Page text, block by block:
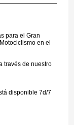
para el Gran
en el
través de nuestro
disponible 7d/7